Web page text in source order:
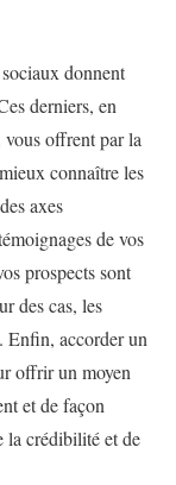
donnent
derniers, en
vous offrent par la
connaître les
axes
de vos
prospects sont
des cas, les
Enfin, accorder un
offrir un moyen
et de façon
la crédibilité et de